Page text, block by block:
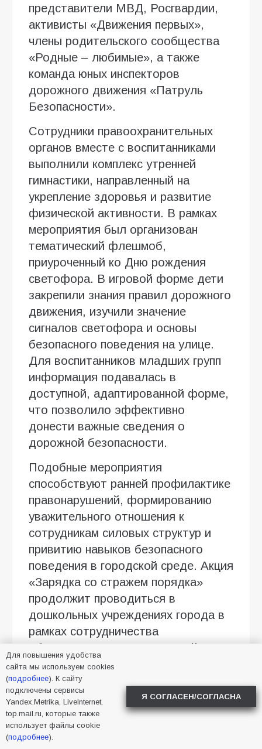
представители МВД, Росгвардии,
активисты «Движения первых»,
члены родительского сообщества
«Родные – любимые», а также
команда юных инспекторов
дорожного движения «Патруль
Безопасности».
Сотрудники правоохранительных
органов вместе с воспитанниками
выполнили комплекс утренней
гимнастики, направленный на
укрепление здоровья и развитие
физической активности. В рамках
мероприятия был организован
тематический флешмоб,
приуроченный ко Дню рождения
светофора. В игровой форме дети
закрепили знания правил дорожного
движения, изучили значение
сигналов светофора и основы
безопасного поведения на улице.
Для воспитанников младших групп
информация подавалась в
доступной, адаптированной форме,
что позволило эффективно
донести важные сведения о
дорожной безопасности.
Подобные мероприятия
способствуют ранней профилактике
правонарушений, формированию
уважительного отношения к
сотрудникам силовых структур и
привитию навыков безопасного
поведения в городской среде. Акция
«Зарядка со стражем порядка»
продолжит проводиться в
дошкольных учреждениях города в
рамках сотрудничества
образовательных организаций с
правоохранительными ведомствами.
2026 Батайск дети
Для повышения удобства
сайта мы используем cookies
(подробнее). К сайту
подключены сервисы
Yandex.Metrika, LiveInternet,
top.mail.ru, которые также
использует файлы cookie
(подробнее).
Я СОГЛАСЕН/СОГЛАСНА